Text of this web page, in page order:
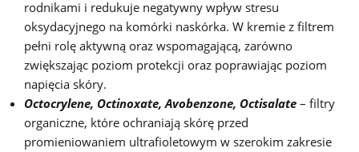
rodnikami i redukuje negatywny wpływ stresu
oksydacyjnego na komórki naskórka. W kremie z filtrem
pełni rolę aktywną oraz wspomagającą, zarówno
zwiększając poziom protekcji oraz poprawiając poziom
napięcia skóry.
Octocrylene, Octinoxate, Avobenzone, Octisalate – filtry
organiczne, które ochraniają skórę przed
promieniowaniem ultrafioletowym w szerokim zakresie